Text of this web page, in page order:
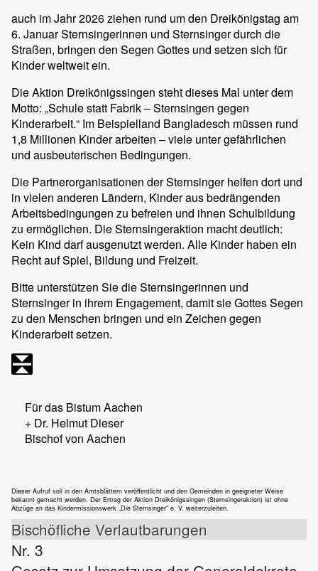
auch im Jahr 2026 ziehen rund um den Dreikönigstag am
6. Januar Sternsingerinnen und Sternsinger durch die
Straßen, bringen den Segen Gottes und setzen sich für
Kinder weltweit ein.
Die Aktion Dreikönigssingen steht dieses Mal unter dem
Motto: „Schule statt Fabrik – Sternsingen gegen
Kinderarbeit.“ Im Beispielland Bangladesch müssen rund
1,8 Millionen Kinder arbeiten – viele unter gefährlichen
und ausbeuterischen Bedingungen.
Die Partnerorganisationen der Sternsinger helfen dort und
in vielen anderen Ländern, Kinder aus bedrängenden
Arbeitsbedingungen zu befreien und ihnen Schulbildung
zu ermöglichen. Die Sternsingeraktion macht deutlich:
Kein Kind darf ausgenutzt werden. Alle Kinder haben ein
Recht auf Spiel, Bildung und Freizeit.
Bitte unterstützen Sie die Sternsingerinnen und
Sternsinger in ihrem Engagement, damit sie Gottes Segen
zu den Menschen bringen und ein Zeichen gegen
Kinderarbeit setzen.
Für das Bistum Aachen
+ Dr. Helmut Dieser
Bischof von Aachen
Dieser Aufruf soll in den Amtsblättern veröffentlicht und den Gemeinden in geeigneter Weise
bekannt gemacht werden. Der Ertrag der Aktion Dreikönigssingen (Sternsingeraktion) ist ohne
Abzüge an das Kindermissionswerk „Die Sternsinger“ e. V. weiterzuleiten.
Bischöfliche Verlautbarungen
Nr. 3